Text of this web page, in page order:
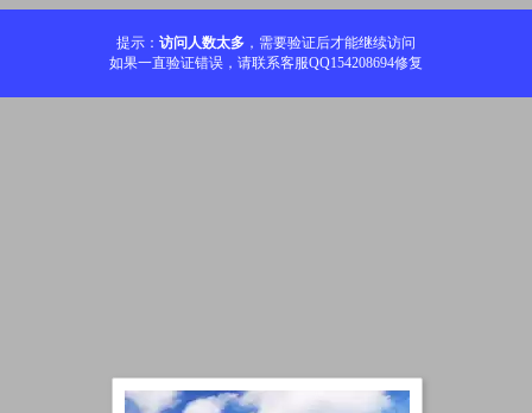
提示： 访问人数太多 ，需要验证后才能继续访问
如果一直验证错误，请联系客服QQ154208694修复